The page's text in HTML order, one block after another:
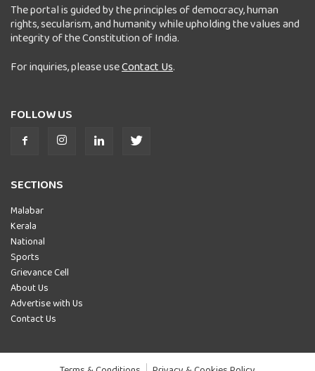
The portal is guided by the principles of democracy, human
rights, secularism, and humanity while upholding the values and
integrity of the Constitution of India.
For inquiries, please useContact Us.
FOLLOW US
SECTIONS
Malabar
Kerala
National
Sports
Grievance Cell
About Us
Advertise with Us
Contact Us